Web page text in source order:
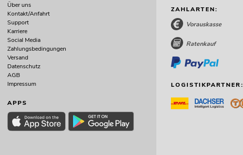
Über uns
Kontakt/Anfahrt
Support
Karriere
Social Media
Zahlungsbedingungen
Versand
Datenschutz
AGB
Impressum
APPS
ZAHLARTEN:
Vorauskasse
Ratenkauf
LOGISTIKPARTNER: